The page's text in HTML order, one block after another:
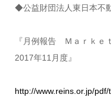
◆公益財団法人東日本不
『月例報告 Ｍａｒｋ
2017年11月度』
http://www.reins.or.jp/